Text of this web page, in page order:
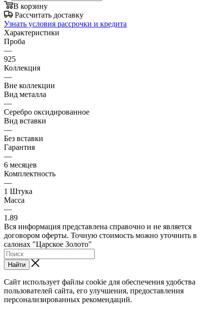
В корзину
Рассчитать доставку
Узнать условия рассрочки и кредита
Характеристики
Проба
—
925
Коллекция
—
Вне коллекции
Вид металла
—
Серебро оксидированное
Вид вставки
—
Без вставки
Гарантия
—
6 месяцев
Комплектность
—
1 Штука
Масса
—
1.89
Вся информация представлена справочно и не является
договором оферты. Точную стоимость можно уточнить в
салонах "Царское Золото"
Найти
Сайт использует файлы cookie для обеспечения удобства
пользователей сайта, его улучшения, предоставления
персонализированных рекомендаций.